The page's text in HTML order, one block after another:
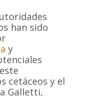
han sido
y
cetáceos y el
Galletti,